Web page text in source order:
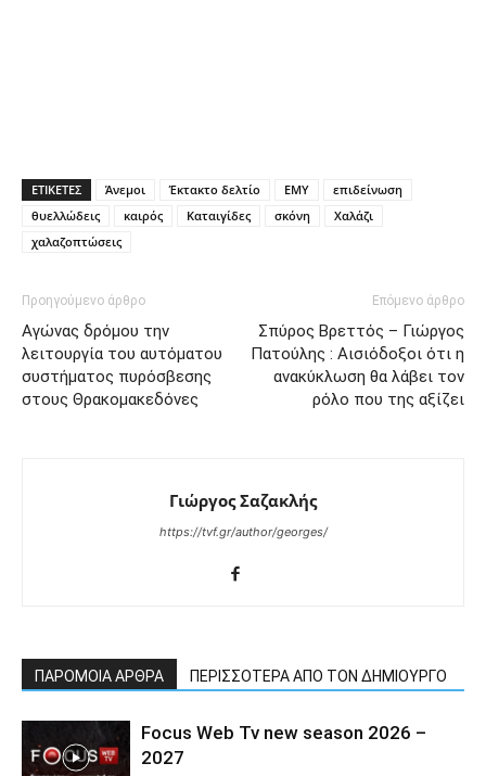
ΕΤΙΚΕΤΕΣ Άνεμοι Έκτακτο δελτίο ΕΜΥ
επιδείνωση
θυελλώδεις
καιρός Καταιγίδες σκόνη
Χαλάζι
χαλαζοπτώσεις
Προηγούμενο άρθρο
Αγώνας δρόμου την
λειτουργία του αυτόματου
συστήματος πυρόσβεσης
στους Θρακομακεδόνες
Επόμενο άρθρο
Σπύρος Βρεττός – Γιώργος
Πατούλης : Αισιόδοξοι ότι η
ανακύκλωση θα λάβει τον
ρόλο που της αξίζει
Γιώργος Σαζακλής
https://tvf.gr/author/georges/
ΠΑΡΟΜΟΙΑ ΑΡΘΡΑ ΠΕΡΙΣΣΟΤΕΡΑ ΑΠΟ ΤΟΝ ΔΗΜΙΟΥΡΓΟ
Focus Web Tv new season 2026 –
2027